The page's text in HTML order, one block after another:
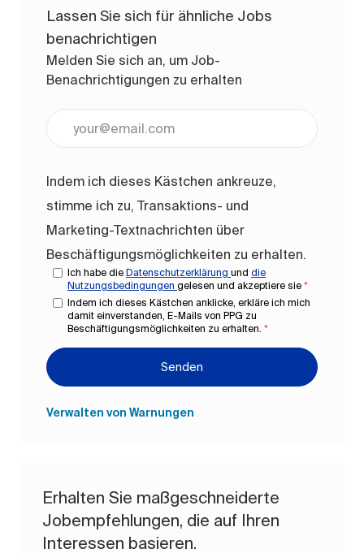
Lassen Sie sich für ähnliche Jobs
benachrichtigen
Melden Sie sich an, um Job-
Benachrichtigungen zu erhalten
Indem ich dieses Kästchen ankreuze,
stimme ich zu, Transaktions- und
Marketing-Textnachrichten über
Beschäftigungsmöglichkeiten zu erhalten.
Ich habe die Datenschutzerklärung und die
Nutzungsbedingungen gelesen und akzeptiere sie *
Indem ich dieses Kästchen anklicke, erkläre ich mich
damit einverstanden, E-Mails von PPG zu
Beschäftigungsmöglichkeiten zu erhalten. *
Senden
Verwalten von Warnungen
Erhalten Sie maßgeschneiderte
Jobempfehlungen, die auf Ihren
Interessen basieren.